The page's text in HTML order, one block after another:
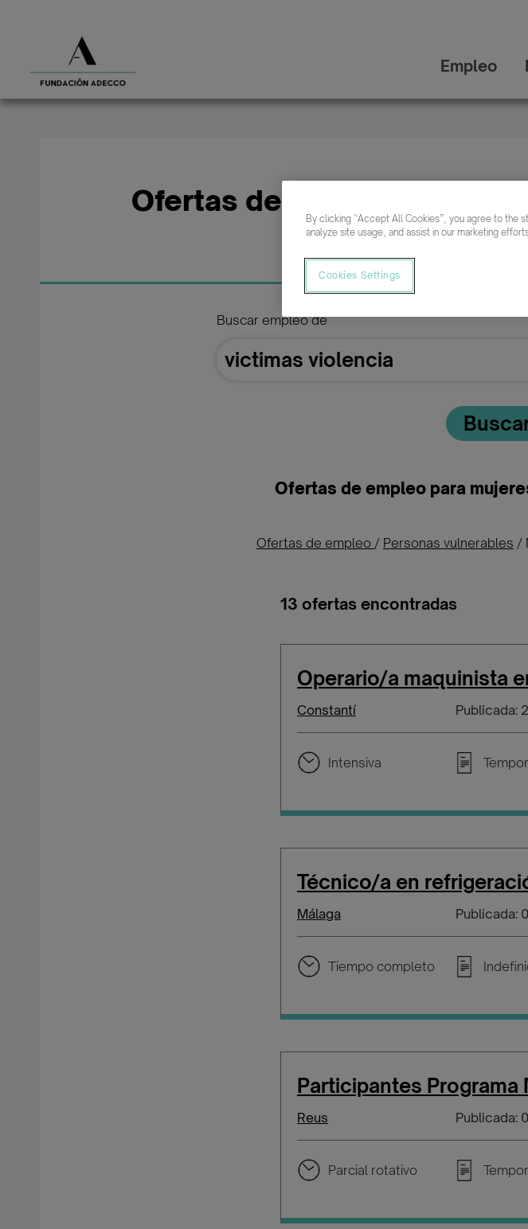
Empleo
Ofertas de empleo para
Buscar empleo de
Ofertas de empleo para
Ofertas de empleo / Personas vulnerables /
13 ofertas encontradas
Operario/a maquinista
Constantí Publicada:
Intensiva
Técnico/a en
Málaga Publicada:
Tiempo completo
Participantes Programa
Reus Publicada:
Parcial rotativo
By clicking “Accept All Cookies”, you agree to the
analyze site usage, and assist in our marketing
Cookies Settings